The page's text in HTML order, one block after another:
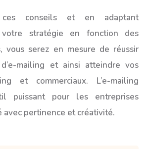
conseils et en adaptant
votre stratégie en fonction des
vous serez en mesure de réussir
mailing et ainsi atteindre vos
et commerciaux. L’e-mailing
puissant pour les entreprises
avec pertinence et créativité.